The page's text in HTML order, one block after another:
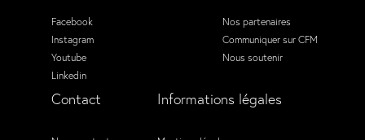
Facebook
Instagram
Youtube
Linkedin
Nos partenaires
Communiquer sur CFM
Nous soutenir
Contact Informations légales